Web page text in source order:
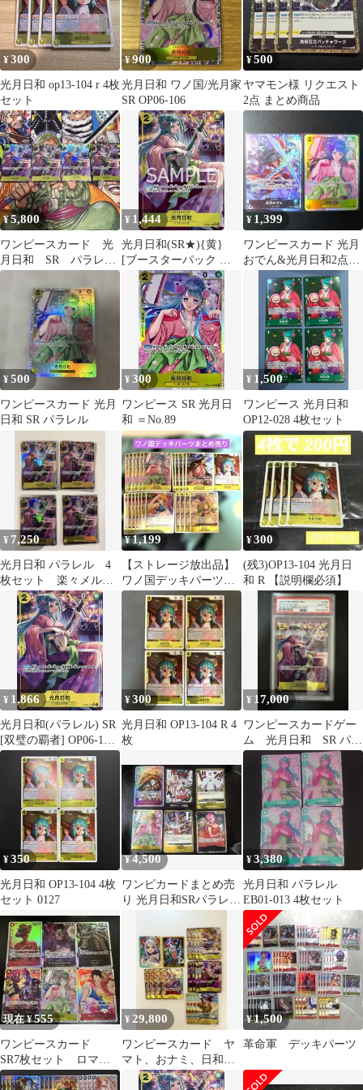
¥300
光月日和 op13-104 r 4枚
セット
¥900
光月日和 ワノ国/光月家
SR OP06-106
¥500
ヤマモン様 リクエスト
2点 まとめ商品
¥5,800
ワンピースカード 光
月日和 SR パラレ
ル OP06-106
¥ 1,444
光月日和(SR★){黄}
[ブースターパック 双
璧の覇者]
¥ 1,399
ワンピースカード 光月
おでん&光月日和2点セ
¥500
ワンピースカード 光月
日和 SR パラレル
¥300
ワンピース SR 光月日
和 ＝No.89
¥ 1,500
ワンピース 光月日和
OP12-028 4枚セット
¥ 7,250
光月日和 パラレル 4
枚セット 楽々メルカ
リ便！
¥1,199
【ストレージ放出品】
ワノ国デッキパーツ
ワンピースカードゲー
¥300
(残3)OP13-104 光月日
和 R 【説明欄必須】
¥ 1,866
光月日和(パラレル) SR
[双璧の覇者] OP06-106
傷有り ワンピースカー
ドゲーム
¥300
光月日和 OP13-104 R 4
枚
¥ 17,000
ワンピースカードゲー
ム 光月日和 SR パラ
レル PSA10 OP06-
¥350
光月日和 OP13-104 4枚
セット 0127
¥4,500
ワンピカードまとめ売
り 光月日和SRパラレル
¥3,380
光月日和 パラレル
EB01-013 4枚セット
現在 ¥555
ワンピースカード
SR7枚セット ロマン
スドーン頂上決戦新た
¥ 29,800
ワンピースカード ヤ
マト、おナミ、日和、
菊之丞18枚セット
¥1,500
革命軍 デッキパーツ